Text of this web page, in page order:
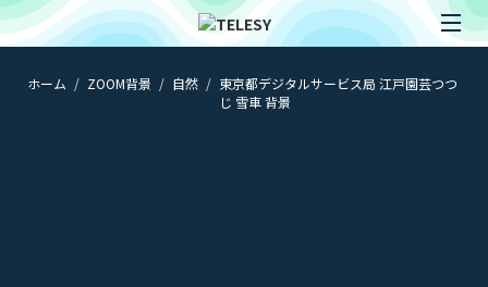
ホーム
ニュース
ホーム ZOOM背景 自然
東京都デジタルサービス局 江戸園芸つつ
じ 雪車 背景